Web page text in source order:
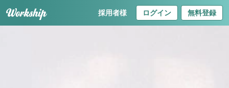
採用者様 ログイン 無料登録